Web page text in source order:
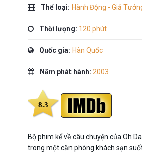
Thể loại: Hành Động - Giả
Thời lượng: 120 phút
Quốc gia: Hàn Quốc
Năm phát hành: 2003
8.3
Bộ phim kể về câu chuyện của Oh
trong một căn phòng khách sạn